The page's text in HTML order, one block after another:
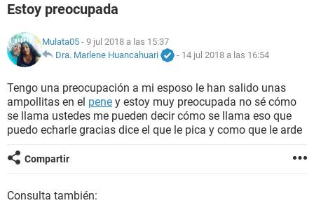
FAMILIA
NUTRICIÓN
BIENESTAR
SEXUALIDAD
GLOSARIO
Estoy preocupada
Mulata05 - 9 jul 2018 a las 15:37
Dra. Marlene Huancahuari
- 14 jul 2018 a las 16:54
Tengo una preocupación a mi esposo le han salido unas
ampollitas en el pene y estoy muy preocupada no sé cómo
se llama ustedes me pueden decir cómo se llama eso que
puedo echarle gracias dice el que le pica y como que le arde
Compartir
Consulta también: